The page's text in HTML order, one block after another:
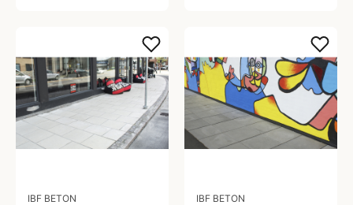
IBF BETON IBF BETON